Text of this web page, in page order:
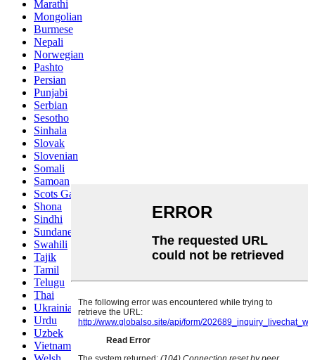
Marathi
Mongolian
Burmese
Nepali
Norwegian
Pashto
Persian
Punjabi
Serbian
Sesotho
Sinhala
Slovak
Slovenian
Somali
Samoan
Scots Gaelic
Shona
Sindhi
Sundanese
Swahili
Tajik
Tamil
Telugu
Thai
Ukrainian
Urdu
Uzbek
Vietnamese